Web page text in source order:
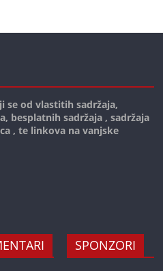
se od vlastitih sadržaja,
besplatnih sadržaja , sadržaja
, te linkova na vanjske
SPONZORI